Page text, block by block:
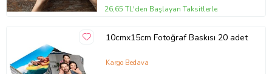
26,65 TL'den Başlayan Taksitlerle
10cmx15cm Fotoğraf Baskısı 20 adet
Kargo Bedava